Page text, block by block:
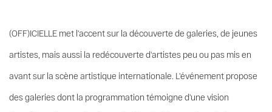
(OFF)ICIELLE met l'accent sur la découverte de galeries, de jeunes
artistes, mais aussi la redécouverte d'artistes peu ou pas mis en
avant sur la scène artistique internationale. L'événement propose
des galeries dont la programmation témoigne d'une vision